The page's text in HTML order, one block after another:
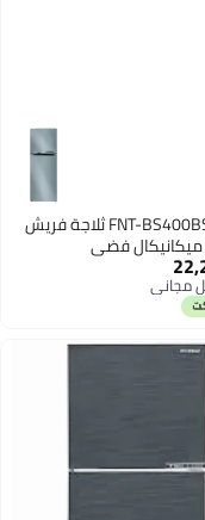
فريش FNT-BS400BS ثلاجة فريش
مجاني
مجاني